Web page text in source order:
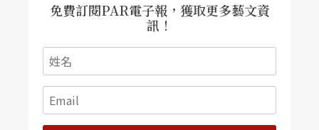
免費訂閱PAR電子報，獲取更多藝文資
訊！